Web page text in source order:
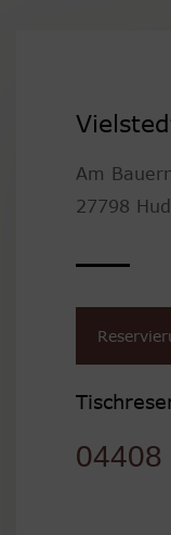
Am
27798
04408